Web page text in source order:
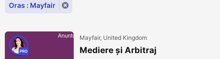
Oras : Mayfair
PRO
Mayfair, United Kingdom
Mediere și Arbitraj